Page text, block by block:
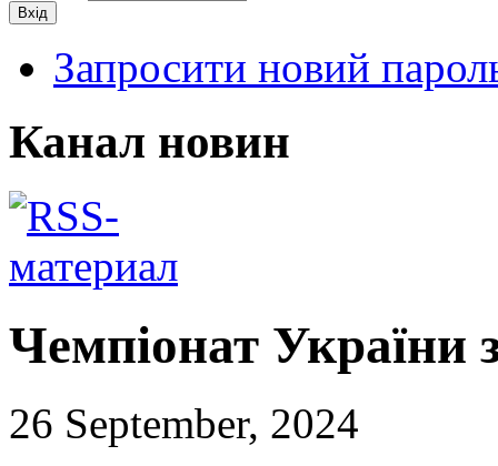
Запросити новий
Канал новин
Чемпіонат України
26 September, 2024